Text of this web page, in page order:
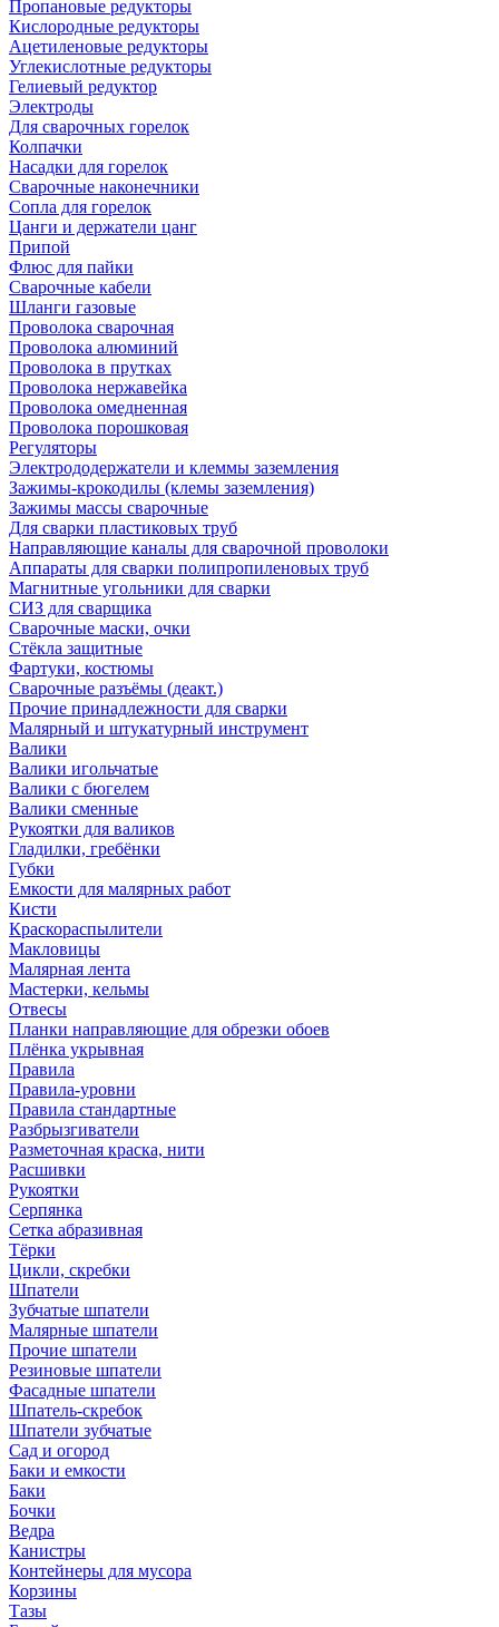
Пропановые редукторы
Кислородные редукторы
Ацетиленовые редукторы
Углекислотные редукторы
Гелиевый редуктор
Электроды
Для сварочных горелок
Колпачки
Насадки для горелок
Сварочные наконечники
Сопла для горелок
Цанги и держатели цанг
Припой
Флюс для пайки
Сварочные кабели
Шланги газовые
Проволока сварочная
Проволока алюминий
Проволока в прутках
Проволока нержавейка
Проволока омедненная
Проволока порошковая
Регуляторы
Электрододержатели и клеммы заземления
Зажимы-крокодилы (клемы заземления)
Зажимы массы сварочные
Для сварки пластиковых труб
Направляющие каналы для сварочной проволоки
Аппараты для сварки полипропиленовых труб
Магнитные угольники для сварки
СИЗ для сварщика
Сварочные маски, очки
Стёкла защитные
Фартуки, костюмы
Сварочные разъёмы (деакт.)
Прочие принадлежности для сварки
Малярный и штукатурный инструмент
Валики
Валики игольчатые
Валики с бюгелем
Валики сменные
Рукоятки для валиков
Гладилки, гребёнки
Губки
Емкости для малярных работ
Кисти
Краскораспылители
Макловицы
Малярная лента
Мастерки, кельмы
Отвесы
Планки направляющие для обрезки обоев
Плёнка укрывная
Правила
Правила-уровни
Правила стандартные
Разбрызгиватели
Разметочная краска, нити
Расшивки
Рукоятки
Серпянка
Сетка абразивная
Тёрки
Цикли, скребки
Шпатели
Зубчатые шпатели
Малярные шпатели
Прочие шпатели
Резиновые шпатели
Фасадные шпатели
Шпатель-скребок
Шпатели зубчатые
Сад и огород
Баки и емкости
Баки
Бочки
Ведра
Канистры
Контейнеры для мусора
Корзины
Тазы